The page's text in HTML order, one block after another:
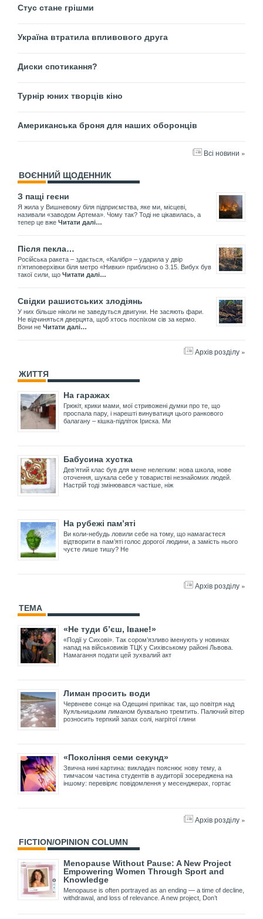
Стус стане грішми
Україна втратила впливового друга
Диски спотикання?
Турнір юних творців кіно
Американська броня для наших оборонців
Всі новини »
ВОЄННИЙ ЩОДЕННИК
З пащі геєни
Я жила у Вишневому біля підприємства, яке ми, місцеві,
називали «заводом Артема». Чому так? Тоді не цікавилась, а
тепер це вже Читати далі…
Після пекла…
Російська ракета – здається, «Калібр» – ударила у двір
пʼятиповерхівки біля метро «Нивки» приблизно о 3.15. Вибух був
такої сили, що Читати далі…
Свідки рашистських злодіянь
У них більше ніколи не заведуться двигуни. Не засяють фари.
Не відчиняться дверцята, щоб хтось поспіхом сів за кермо.
Вони не Читати далі…
Архів розділу »
ЖИТТЯ
На гаражах
Грюкіт, крики мами, мої стривожені думки про те, що
проспала пару, і нарешті винуватиця цього ранкового
балагану – кішка-підліток Іриска. Ми
Бабусина хустка
Дев’ятий клас був для мене нелегким: нова школа, нове
оточення, шукала себе у товаристві незнайомих людей.
Настрій тоді змінювався частіше, ніж
На рубежі пам’яті
Ви коли-небудь ловили себе на тому, що намагаєтеся
відтворити в пам’яті голос дорогої людини, а замість нього
чуєте лише тишу? Не
Архів розділу »
ТЕМА
«Не туди б’єш, Іване!»
«Події у Сихові». Так сором’язливо іменують у новинах
напад на військовиків ТЦК у Сихівському районі Львова.
Намагання подати цей зухвалий акт
Лиман просить води
Червневе сонце на Одещині припікає так, що повітря над
Куяльницьким лиманом буквально тремтить. Палючий вітер
розносить терпкий запах солі, нагрітої глини
«Покоління семи секунд»
Звична нині картина: викладач пояснює нову тему, а
тимчасом частина студентів в аудиторії зосереджена на
іншому: перевіряє повідомлення у месенджерах, гортає
Архів розділу »
FICTION/OPINION COLUMN
Menopause Without Pause: A New Project
Empowering Women Through Sport and
Knowledge
Menopause is often portrayed as an ending — a time of decline,
withdrawal, and loss of relevance. A new project, Don’t